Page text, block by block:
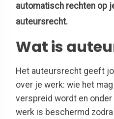
automatisch rechten op
auteursrecht.
Wat is
Het auteursrecht geeft
over je werk: wie het
verspreid wordt en
werk is beschermd zodra